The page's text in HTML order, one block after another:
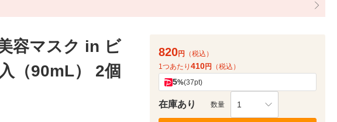
容マスク in ビ
（90mL） 2個
820円
（税込）
1つあたり 410円 （税込）
5%(37pt)
在庫あり 数量 1